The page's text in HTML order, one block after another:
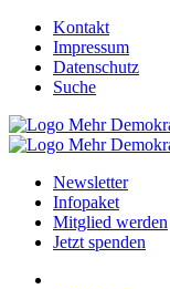
Kontakt
Impressum
Datenschutz
Suche
Newsletter
Infopaket
Mitglied werden
Jetzt spenden